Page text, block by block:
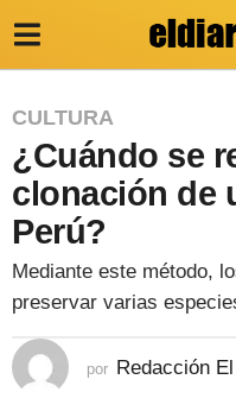
3
a
ñ
o
s
d
s
CULTURA
¿Cuándo se
clonación de
Perú?
Mediante este método,
preservar varias
por Redacción